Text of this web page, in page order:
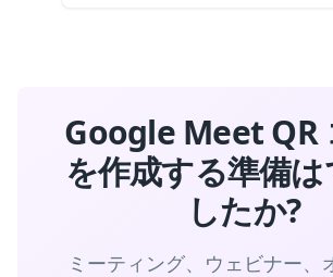
Google Meet QR
を作成する準備は
したか?
ミーティング、ウェビナー、